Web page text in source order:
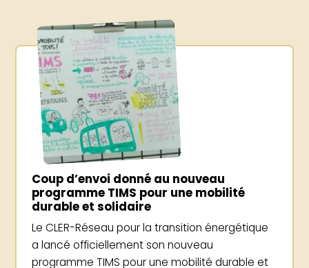
Coup d’envoi donné au nouveau
programme TIMS pour une mobilité
durable et solidaire
Le CLER-Réseau pour la transition énergétique
a lancé officiellement son nouveau
programme TIMS pour une mobilité durable et